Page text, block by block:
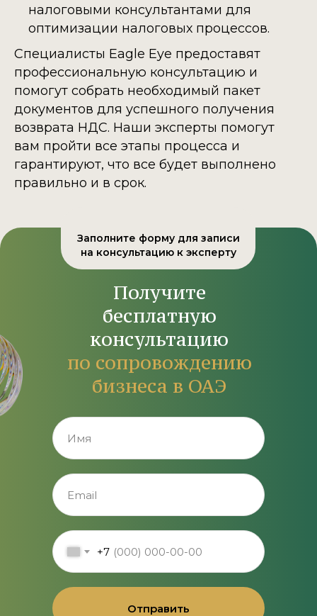
налоговыми консультантами для
оптимизации налоговых процессов.
Специалисты Eagle Eye предоставят
профессиональную консультацию и
помогут собрать необходимый пакет
документов для успешного получения
возврата НДС. Наши эксперты помогут
вам пройти все этапы процесса и
гарантируют, что все будет выполнено
правильно и в срок.
Заполните форму для записи
на консультацию к эксперту
Получите
бесплатную
консультацию
по сопровождению
бизнеса в ОАЭ
+7
Отправить